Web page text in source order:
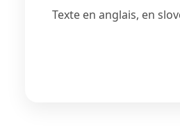
Texte en anglais, en